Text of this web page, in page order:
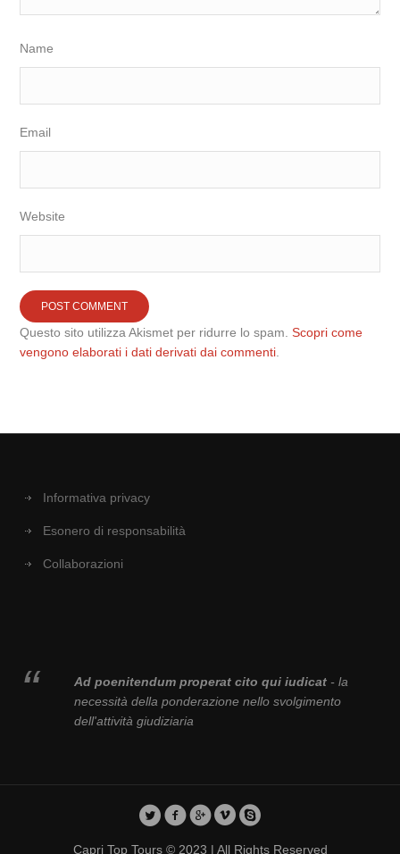
Name
Email
Website
Questo sito utilizza Akismet per ridurre lo spam.Scopri come
vengono elaborati i dati derivati dai commenti
Informativa privacy
Esonero di responsabilità
Collaborazioni
Ad poenitendum properat cito qui iudicat- la
necessità della ponderazione nello svolgimento
dell'attività giudiziaria
Capri Top Tours © 2023 | All Rights Reserved